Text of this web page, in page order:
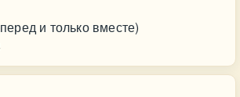
и только вместе)